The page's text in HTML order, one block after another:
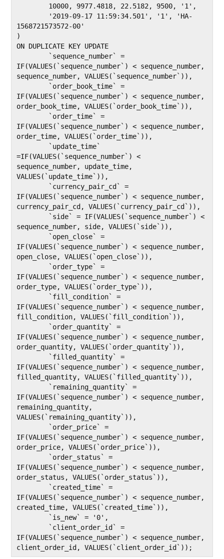
1568721573572-00'
)
ON DUPLICATE KEY UPDATE
IF(VALUES(`sequence_number`) < sequence_number,
sequence_number, VALUES(`sequence_number`)),
IF(VALUES(`sequence_number`) < sequence_number,
order_book_time, VALUES(`order_book_time`)),
IF(VALUES(`sequence_number`) < sequence_number,
order_time, VALUES(`order_time`)),
=IF(VALUES(`sequence_number`) <
sequence_number, update_time,
VALUES(`update_time`)),
IF(VALUES(`sequence_number`) < sequence_number,
currency_pair_cd, VALUES(`currency_pair_cd`)),
sequence_number, side, VALUES(`side`)),
IF(VALUES(`sequence_number`) < sequence_number,
open_close, VALUES(`open_close`)),
IF(VALUES(`sequence_number`) < sequence_number,
order_type, VALUES(`order_type`)),
IF(VALUES(`sequence_number`) < sequence_number,
fill_condition, VALUES(`fill_condition`)),
IF(VALUES(`sequence_number`) < sequence_number,
order_quantity, VALUES(`order_quantity`)),
IF(VALUES(`sequence_number`) < sequence_number,
filled_quantity, VALUES(`filled_quantity`)),
IF(VALUES(`sequence_number`) < sequence_number,
remaining_quantity,
VALUES(`remaining_quantity`)),
IF(VALUES(`sequence_number`) < sequence_number,
order_price, VALUES(`order_price`)),
IF(VALUES(`sequence_number`) < sequence_number,
order_status, VALUES(`order_status`)),
IF(VALUES(`sequence_number`) < sequence_number,
created_time, VALUES(`created_time`)),
IF(VALUES(`sequence_number`) < sequence_number,
client_order_id, VALUES(`client_order_id`));